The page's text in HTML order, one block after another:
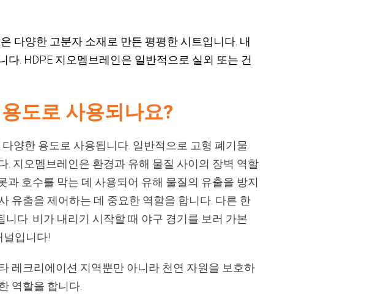
다양한 고분자 소재로 만든 평평한 시트입니다. 내
. HDPE 지오멤브레인은 일반적으로 실외 또는 건
도로 사용되나요?
양한 용도로 사용됩니다. 일반적으로 고형 폐기물
. 지오멤브레인은 환경과 유해 물질 사이의 장벽 역할
과 호수를 막는 데 사용되어 유해 물질의 유출을 방지
유출을 제어하는 데 중요한 역할을 합니다. 다른 한
다. 비가 내리기 시작할 때 야구 경기를 보러 가본
널입니다!
레크리에이션 지역뿐만 아니라 천연 자원을 보호하
역할을 합니다.